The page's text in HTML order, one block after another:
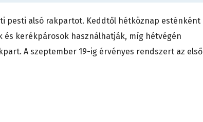
pesti alsó rakpartot. Keddtől hétköznap esténként
és kerékpárosok használhatják, míg hétvégén
A szeptember 19-ig érvényes rendszert az első